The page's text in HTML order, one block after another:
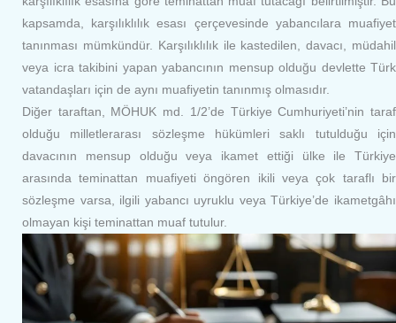
kapsamda, karşılıklılık esası çerçevesinde yabancılara muafiyet
tanınması mümkündür. Karşılıklılık ile kastedilen, davacı, müdahil
veya icra takibini yapan yabancının mensup olduğu devlette Türk
vatandaşları için de aynı muafiyetin tanınmış olmasıdır.
Diğer taraftan, MÖHUK md. 1/2’de Türkiye Cumhuriyeti’nin taraf
olduğu milletlerarası sözleşme hükümleri saklı tutulduğu için
davacının mensup olduğu veya ikamet ettiği ülke ile Türkiye
arasında teminattan muafiyeti öngören ikili veya çok taraflı bir
sözleşme varsa, ilgili yabancı uyruklu veya Türkiye’de ikametgâhı
olmayan kişi teminattan muaf tutulur.